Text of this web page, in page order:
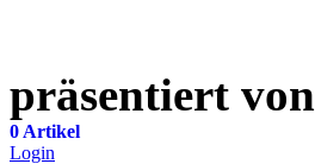
präsentiert von
0 Artikel
Login